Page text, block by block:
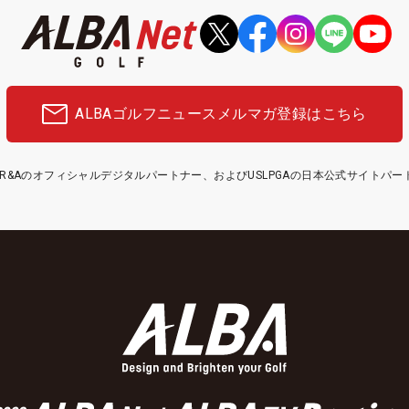
ALBAゴルフニュース メルマガ登録はこちら
のオフィシャルデジタルパートナー、およびUSLPGAの日本公式サイトパー